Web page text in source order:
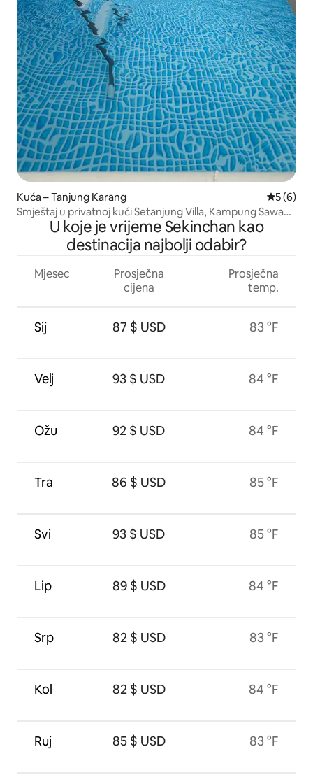
Kuća – Tanjung Karang
5 (6)
Smještaj u privatnoj kući Setanjung Villa, Kampung Sawah
SempadanU koje je vrijeme Sekinchan kao
destinacija najbolji odabir?
Mjesec
Sij
Velj
Ožu
Tra
Svi
Lip
Srp
Kol
Ruj
Prosječna
cijena
87 $ USD
93 $ USD
92 $ USD
86 $ USD
93 $ USD
89 $ USD
82 $ USD
82 $ USD
85 $ USD
Prosječna
temp.
83 °F
84 °F
84 °F
85 °F
85 °F
84 °F
83 °F
84 °F
83 °F